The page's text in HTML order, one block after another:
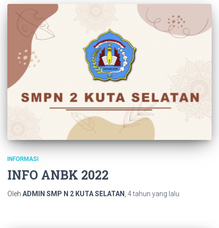
INFORMASI
INFO ANBK 2022
Oleh ADMIN SMP N 2 KUTA SELATAN , 4 tahun yang lalu